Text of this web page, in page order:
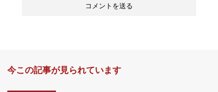
今この記事が見られています